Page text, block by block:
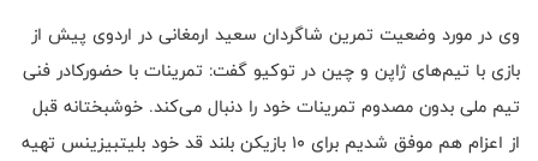
وی در مورد وضعیت تمرین شاگردان سعید ارمغانی در اردوی پیش از
بازی با تیم‌های ژاپن و چین در توکیو گفت: تمرینات با حضورکادر فنی
تیم ملی بدون مصدوم تمرینات خود را دنبال می‌کند. خوشبختانه قبل
از اعزام هم موفق شدیم برای ۱۰ بازیکن بلند قد خود بلیتبیزینس تهیه